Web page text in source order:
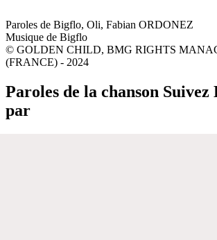
Paroles de Bigflo, Oli, Fabian ORDONEZ
Musique de Bigflo
© GOLDEN CHILD, BMG RIGHTS
(FRANCE) - 2024
Paroles de la chanson Suivez
par